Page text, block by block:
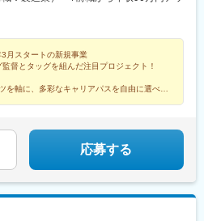
■九州支店〒810-0001福岡県福岡市中央
店舗（希望地）になります◎テルル大
ルル蒲田店◎テルルMEGAドン・キホ
ヨーカドー横浜別所店◎テルルそよら
鷲宮店
月スタートの新規事業
督とタッグを組んだ注目プロジェクト！
を軸に、多彩なキャリアパスを自由に選べる
応募する